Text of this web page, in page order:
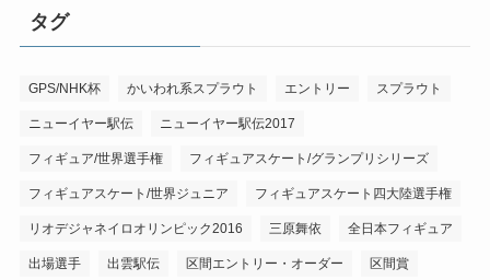
タグ
GPS/NHK杯 かいわれ系スプラウト エントリー スプラウト
ニューイヤー駅伝 ニューイヤー駅伝2017
フィギュア/世界選手権 フィギュアスケート/グランプリシリーズ
フィギュアスケート/世界ジュニア フィギュアスケート四大陸選手権
リオデジャネイロオリンピック2016 三原舞依 全日本フィギュア
出場選手 出雲駅伝 区間エントリー・オーダー 区間賞